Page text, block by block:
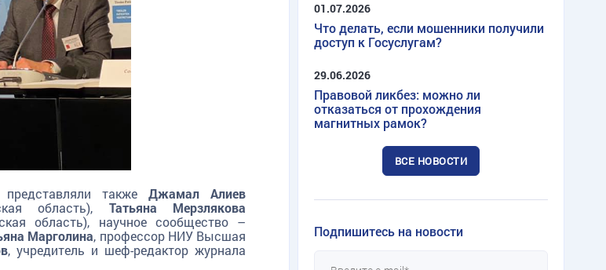
представляли такжеДжамал Алиев
область), Татьяна Мерзлякова
область), научное сообщество –
Марголина, профессор НИУ Высшая
, учредитель и шеф-редактор журнала
01.07.2026
Что делать, если мошенники получили
доступ к Госуслугам?
29.06.2026
Правовой ликбез: можно ли
отказаться от прохождения
магнитных рамок?
ВСЕ НОВОСТИ
Подпишитесь на новости